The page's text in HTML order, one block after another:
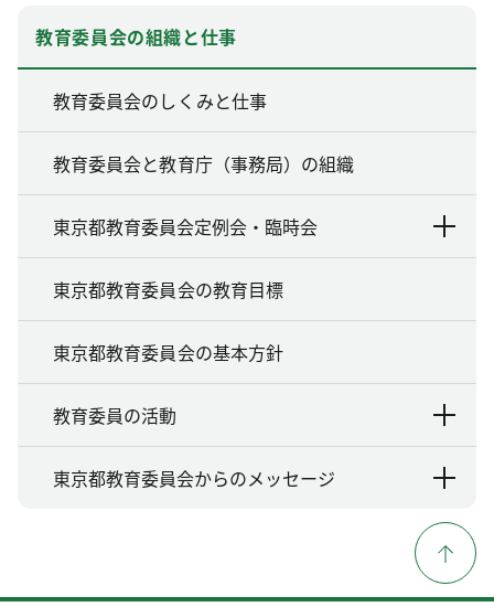
教育委員会の組織と仕事
教育委員会のしくみと仕事
教育委員会と教育庁（事務局）の組織
東京都教育委員会定例会・臨時会
東京都教育委員会の教育目標
東京都教育委員会の基本方針
教育委員の活動
東京都教育委員会からのメッセージ